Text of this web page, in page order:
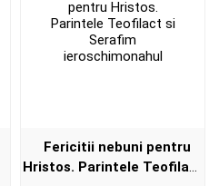
Fericitii nebuni pentru
Hristos. Parintele Teofilact